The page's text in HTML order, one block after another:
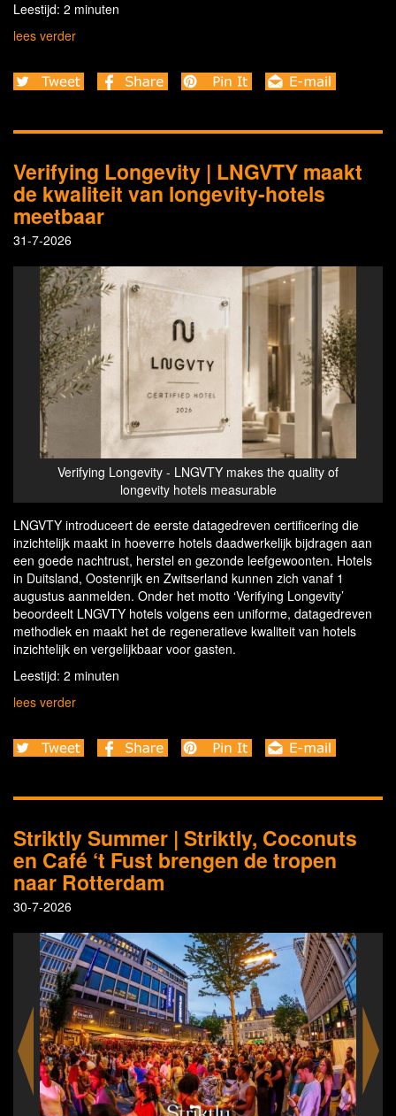
Leestijd: 2 minuten
lees verder
Verifying Longevity | LNGVTY maakt
de kwaliteit van longevity-hotels
meetbaar
31-7-2026
Verifying Longevity - LNGVTY makes the quality of
longevity hotels measurable
LNGVTY introduceert de eerste datagedreven certificering die
inzichtelijk maakt in hoeverre hotels daadwerkelijk bijdragen aan
een goede nachtrust, herstel en gezonde leefgewoonten. Hotels
in Duitsland, Oostenrijk en Zwitserland kunnen zich vanaf 1
augustus aanmelden. Onder het motto ‘Verifying Longevity’
beoordeelt LNGVTY hotels volgens een uniforme, datagedreven
methodiek en maakt het de regeneratieve kwaliteit van hotels
inzichtelijk en vergelijkbaar voor gasten.
Leestijd: 2 minuten
lees verder
Striktly Summer | Striktly, Coconuts
en Café ‘t Fust brengen de tropen
naar Rotterdam
30-7-2026